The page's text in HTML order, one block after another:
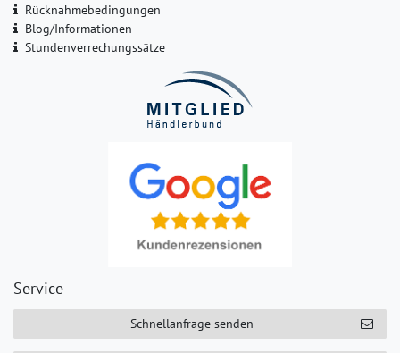
Rücknahmebedingungen
Blog/Informationen
Stundenverrechungssätze
Service
Schnellanfrage senden